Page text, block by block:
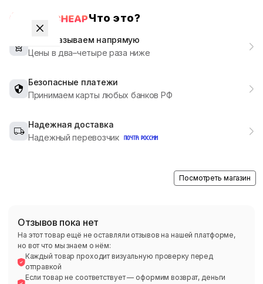
Что это?
Мы заказываем напрямую
Цены в два–четыре раза ниже
Безопасные платежи
Принимаем карты любых банков РФ
Надежная доставка
Надежный перевозчик
Посмотреть магазин
Отзывов пока нет
На этот товар ещё не оставляли отзывов на нашей платформе,
но вот что мы знаем о нём:
Каждый товар проходит визуальную проверку перед
отправкой
Если товар не соответствует — оформим возврат, деньги